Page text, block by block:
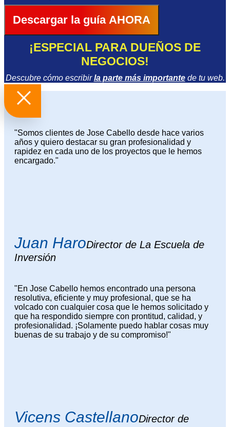
Descargar la guía AHORA
¡ESPECIAL PARA DUEÑOS DE
NEGOCIOS!
Descubre cómo escribirla parte más importantede tu web.
"Somos clientes de Jose Cabello desde hace varios
años y quiero destacar su gran profesionalidad y
rapidez en cada uno de los proyectos que le hemos
encargado."
Juan HaroDirector de La Escuela de
Inversión
"En Jose Cabello hemos encontrado una persona
resolutiva, eficiente y muy profesional, que se ha
volcado con cualquier cosa que le hemos solicitado y
que ha respondido siempre con prontitud, calidad, y
profesionalidad. ¡Solamente puedo hablar cosas muy
buenas de su trabajo y de su compromiso!"
Vicens CastellanoDirector de